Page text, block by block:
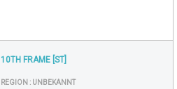
10TH FRAME [ST]
REGION : UNBEKANNT